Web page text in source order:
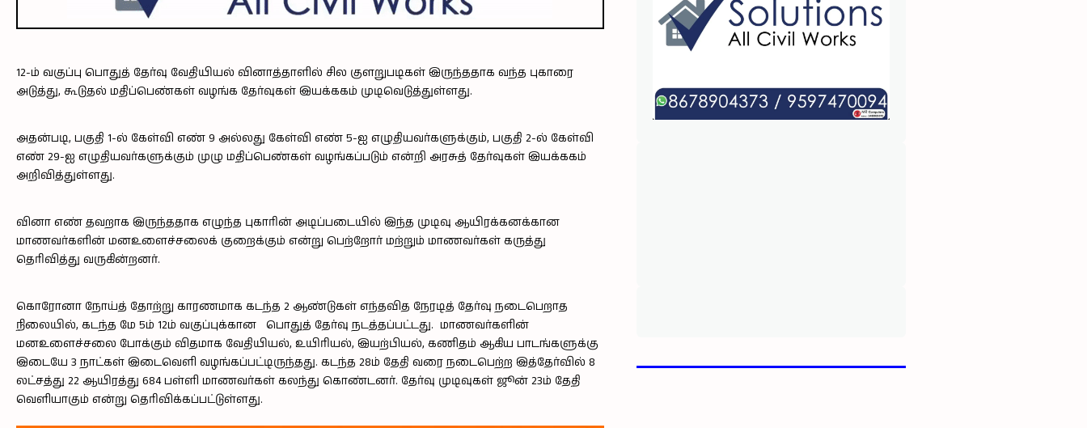
12-ம் வகுப்பு பொதுத் தேர்வு வேதியியல் வினாத்தாளில் சில குளறுபடிகள் இருந்ததாக வந்த புகாரை
அடுத்து, கூடுதல் மதிப்பெண்கள் வழங்க தேர்வுகள் இயக்ககம் முடிவெடுத்துள்ளது.
அதன்படி, பகுதி 1-ல் கேள்வி எண் 9 அல்லது கேள்வி எண் 5-ஐ எழுதியவர்களுக்கும், பகுதி 2-ல் கேள்வி
எண் 29-ஐ எழுதியவர்களுக்கும் முழு மதிப்பெண்கள் வழங்கப்படும் என்றி அரசுத் தேர்வுகள் இயக்ககம்
அறிவித்துள்ளது.
வினா எண் தவறாக இருந்ததாக எழுந்த புகாரின் அடிப்படையில் இந்த முடிவு ஆயிரக்கனக்கான
மாணவர்களின் மனஉளைச்சலைக் குறைக்கும் என்று பெற்றோர் மற்றும் மாணவர்கள் கருத்து
தெரிவித்து வருகின்றனர்.
கொரோனா நோய்த் தோற்று காரணமாக கடந்த 2 ஆண்டுகள் எந்தவித நேரடித் தேர்வு நடைபெறாத
நிலையில், கடந்த மே 5ம் 12ம் வகுப்புக்கான பொதுத் தேர்வு நடத்தப்பட்டது. மாணவர்களின்
மனஉளைச்சலை போக்கும் விதமாக வேதியியல், உயிரியல், இயற்பியல், கணிதம் ஆகிய பாடங்களுக்கு
இடையே 3 நாட்கள் இடைவெளி வழங்கப்பட்டிருந்தது. கடந்த 28ம் தேதி வரை நடைபெற்ற இத்தேர்வில் 8
லட்சத்து 22 ஆயிரத்து 684 பள்ளி மாணவர்கள் கலந்து கொண்டனர். தேர்வு முடிவுகள் ஜூன் 23ம் தேதி
வெளியாகும் என்று தெரிவிக்கப்பட்டுள்ளது.